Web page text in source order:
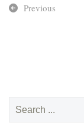
Previous
for: